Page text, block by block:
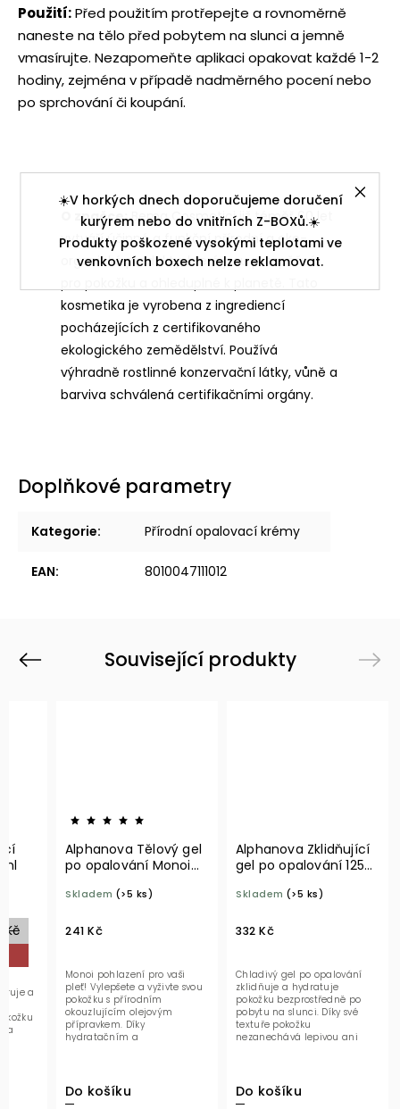
☀️V horkých dnech doporučujeme doručení
kurýrem nebo do vnitřních Z-BOXů.☀️
Produkty poškozené vysokými teplotami ve
venkovních boxech nelze reklamovat.
Použití:Před použitím protřepejte a rovnoměrně
naneste na tělo před pobytem na slunci a jemně
vmasírujte. Nezapomeňte aplikaci opakovat každé 1-2
hodiny, zejména v případě nadměrného pocení nebo
po sprchování či koupání.
O značce: Bema Cosmetici již téměř 60 let
vytváří účinné a funkční přírodní a eko-
organické produkty, které jsou prospěšné
kosmetika je vyrobena z ingrediencí
pocházejících z certifikovaného
ekologického zemědělství. Používá
výhradně rostlinné konzervační látky, vůně a
barviva schválená certifikačními orgány.
Doplňkové parametry
Kategorie: Přírodní opalovací krémy
EAN: 8010047111012
Související produkty
Previous
Kč
a
a
Alphanova Tělový gel
po opalování Monoi
Skladem (>5 ks)
241 Kč
Do košíku
Monoi pohlazení pro vaši
pleť! Vylepšete a vyživte svou
pokožku s přírodním
okouzlujícím olejovým
přípravkem. Díky
hydratačním a
Alphanova Zklidňující
gel po opalování 125
Skladem (>5 ks)
332 Kč
Do košíku
Chladivý gel po opalování
zklidňuje a hydratuje
pokožku bezprostředně po
pobytu na slunci. Díky své
textuře pokožku
nezanechává lepivou ani
Next